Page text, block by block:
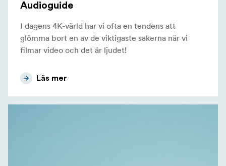
Audioguide
I dagens 4K-värld har vi ofta en tendens att
glömma bort en av de viktigaste sakerna när vi
filmar video och det är ljudet!
Läs mer